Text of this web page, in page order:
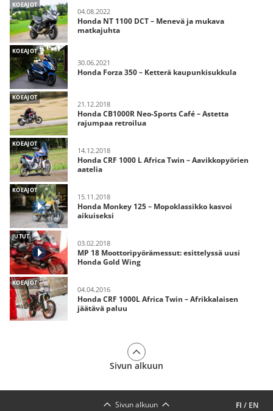
KOEAJOT
04.08.2022
Honda NT 1100 DCT – Menevä ja mukava
matkajuhta
KOEAJOT
30.06.2021
Honda Forza 350 – Ketterä kaupunkisukkula
KOEAJOT
21.12.2018
Honda CB1000R Neo-Sports Café – Astetta
rajumpaa retroilua
KOEAJOT
14.12.2018
Honda CRF 1000 L Africa Twin – Aavikkopyörien
aatelia
KOEAJOT
15.11.2018
Honda Monkey 125 – Mopoklassikko kasvoi
aikuiseksi
JUTUT
03.02.2018
MP 18 Moottoripyörämessut: esittelyssä uusi
Honda Gold Wing
KOEAJOT
04.04.2016
Honda CRF 1000L Africa Twin – Afrikkalaisen
jäätävä paluu
Sivun alkuun
FI / EN
Sivun alkuun